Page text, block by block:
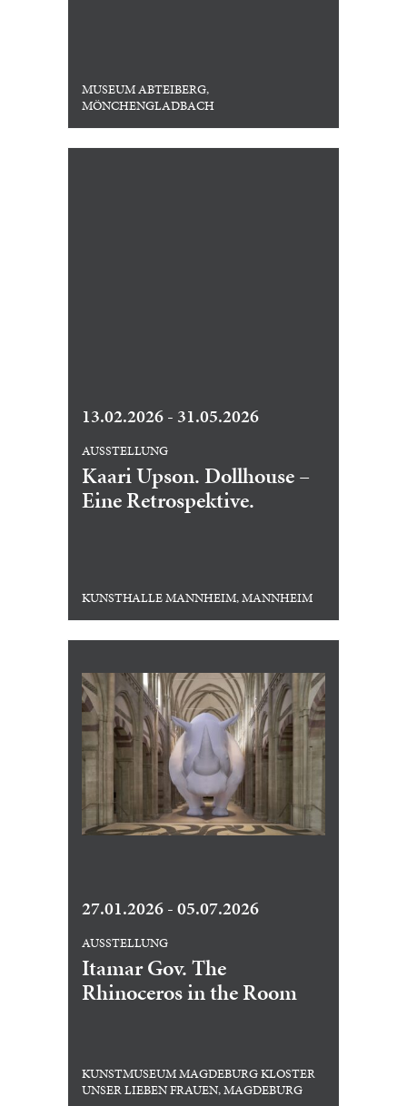
MUSEUM ABTEIBERG,
MÖNCHENGLADBACH
13.02.2026 - 31.05.2026
AUSSTELLUNG
Kaari Upson. Dollhouse –
Eine Retrospektive.
KUNSTHALLE MANNHEIM, MANNHEIM
27.01.2026 - 05.07.2026
AUSSTELLUNG
Itamar Gov. The
Rhinoceros in the Room
KUNSTMUSEUM MAGDEBURG KLOSTER
UNSER LIEBEN FRAUEN, MAGDEBURG